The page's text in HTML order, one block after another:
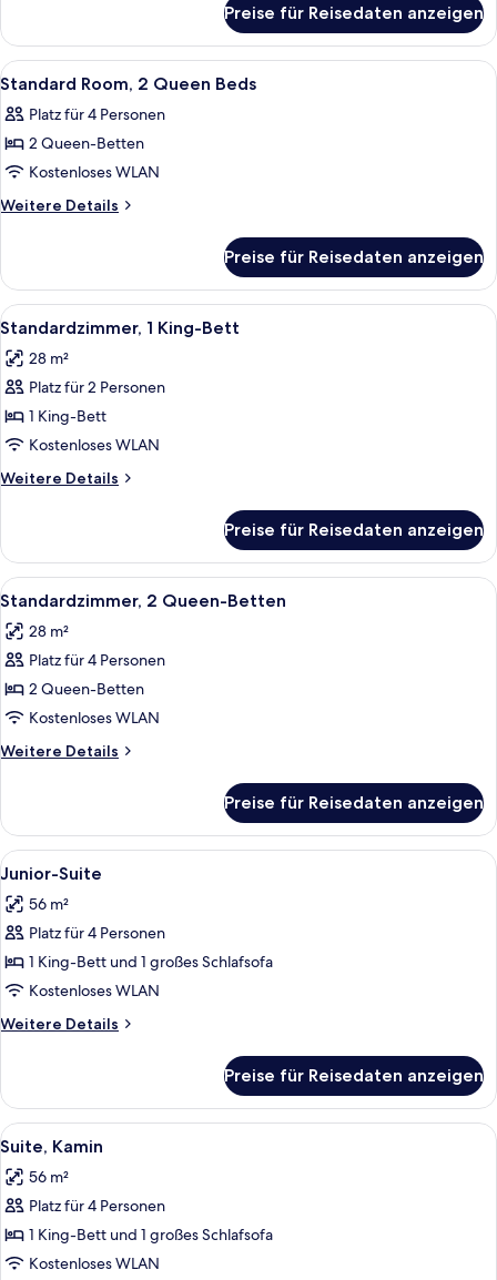
anzeigen
Room,
King
Preise für Reisedaten anzeigen
Alle
Fotos
für
Standard
Room,
2
anzeigen
Ein Hotelzimmer mit Bett,
5
Standard Room, 2 Queen Beds
Platz für 4 Personen
2 Queen-Betten
Kostenloses WLAN
Weitere Details
Weitere
Room,
Queen
Preise für Reisedaten anzeigen
Alle
Fotos
für
Standardzimmer,
1 King-
Bett
anzeigen
Ein Hotelzimmer mit einem großen
8
Standardzimmer, 1 King-Bett
28 m²
Platz für 2 Personen
1 King-Bett
Kostenloses WLAN
Weitere Details
Weitere
1 King-
Bett
Preise für Reisedaten anzeigen
Alle
Fotos
für
Standardzimmer,
2 Queen-
Betten
anzeigen
Ein Hotelzimmer mit zwei Betten,
3
Standardzimmer, 2 Queen-Betten
28 m²
Platz für 4 Personen
2 Queen-Betten
Kostenloses WLAN
Weitere Details
Weitere
2 Queen-
Betten
Preise für Reisedaten anzeigen
Alle
Fotos
für
Junior-
Suite
anzeigen
Ein Hotelzimmer mit einem großen
11
Junior-Suite
56 m²
Platz für 4 Personen
1 King-Bett und 1 großes Schlafsofa
Kostenloses WLAN
Weitere Details
Weitere
Suite
Preise für Reisedaten anzeigen
Alle
Fotos
für
Suite,
Kamin
anzeigen
Ein Hotelzimmer mit einem Bett,
11
Suite, Kamin
56 m²
Platz für 4 Personen
1 King-Bett und 1 großes Schlafsofa
Kostenloses WLAN